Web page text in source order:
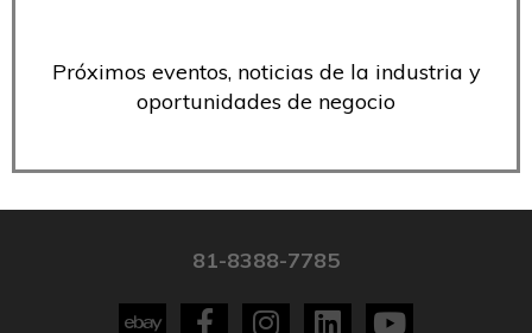
Próximos eventos, noticias de la industria y
oportunidades de negocio
81-8388-7785